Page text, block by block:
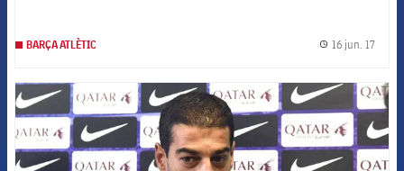
BARÇA ATLÈTIC 16 jun. 17
FCB Barcelona badge